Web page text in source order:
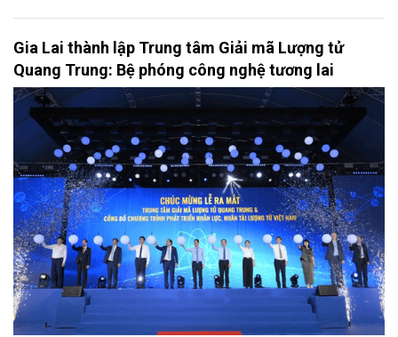
Gia Lai thành lập Trung tâm Giải mã Lượng tử
Quang Trung: Bệ phóng công nghệ tương lai